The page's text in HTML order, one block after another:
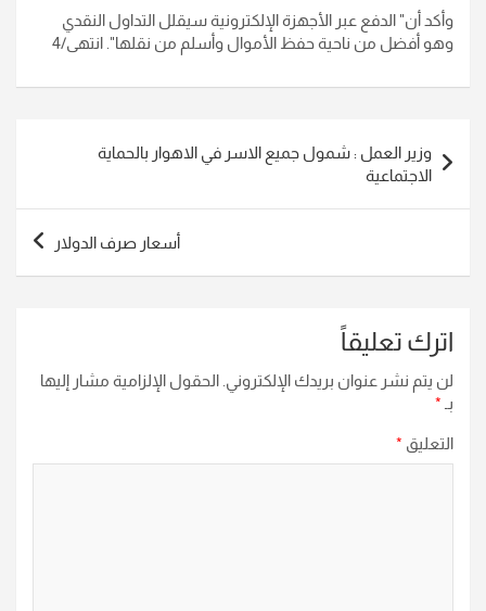
وأكد أن" الدفع عبر الأجهزة الإلكترونية سيقلل التداول النقدي
وهو أفضل من ناحية حفظ الأموال وأسلم من نقلها". انتهى/4
المقالات
وزير العمل : شمول جميع الاسر في الاهوار بالحماية
الاجتماعية
أسعار صرف الدولار
اترك تعليقاً
لن يتم نشر عنوان بريدك الإلكتروني. الحقول الإلزامية مشار إليها
بـ *
التعليق *